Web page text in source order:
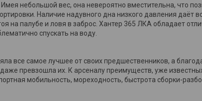
небольшой вес, она невероятно вместительна, что
Наличие надувного дна низкого давления
на палубе и ловя в заброс. Хантер 365 ЛКА обладает
спускать на воду.
все самое лучшее от своих предшественников, а
превзошла их. К арсеналу преимуществ, уже
мобильность, мореходность, быстрота сборки-